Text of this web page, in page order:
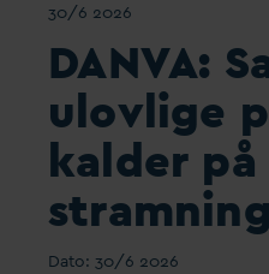
30/6 2026
DANVA:
ulovlige
kalder på
Dato: 30/6 2026